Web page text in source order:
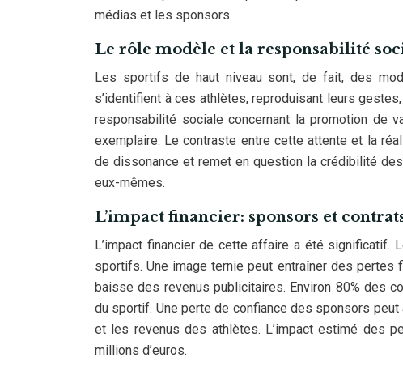
médias et les sponsors.
Le rôle modèle et la responsabilité
Les sportifs de haut niveau sont, de fait, des
s’identifient à ces athlètes, reproduisant leurs
responsabilité sociale concernant la promotion de
exemplaire. Le contraste entre cette attente et la
de dissonance et remet en question la crédibilité
eux-mêmes.
L’impact financier: sponsors et
L’impact financier de cette affaire a été significatif.
sportifs. Une image ternie peut entraîner des
baisse des revenus publicitaires. Environ 80% des
du sportif. Une perte de confiance des sponsors
et les revenus des athlètes. L’impact estimé des
millions d’euros.